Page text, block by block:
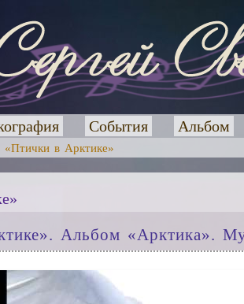
События Альбом
«Птички в Арктике»
Альбом «Арктика».